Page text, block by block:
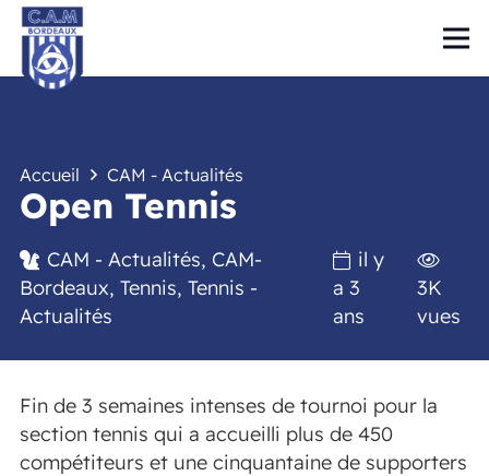
Accueil CAM - Actualités
Open Tennis
CAM - Actualités, CAM-
Bordeaux, Tennis, Tennis -
Actualités
il y
a 3
ans
3K
vues
Fin de 3 semaines intenses de tournoi pour la
section tennis qui a accueilli plus de 450
compétiteurs et une cinquantaine de supporters